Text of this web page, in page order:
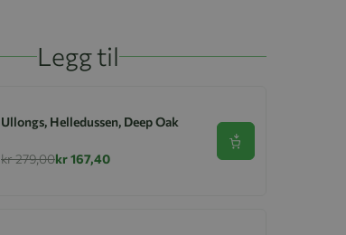
Legg til
Ullongs, Helledussen, Deep Oak
kr 279,00kr 167,40
Se produkt